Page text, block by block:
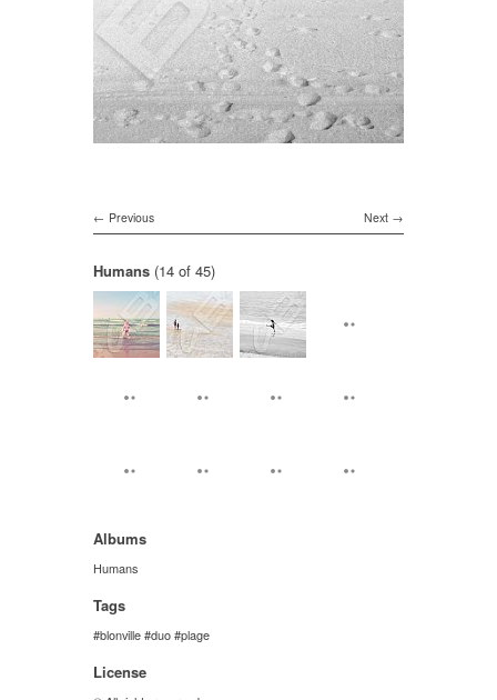
Next
Previous
Humans (14 of 45)
Albums
Humans
Tags
blonville duo plage
License